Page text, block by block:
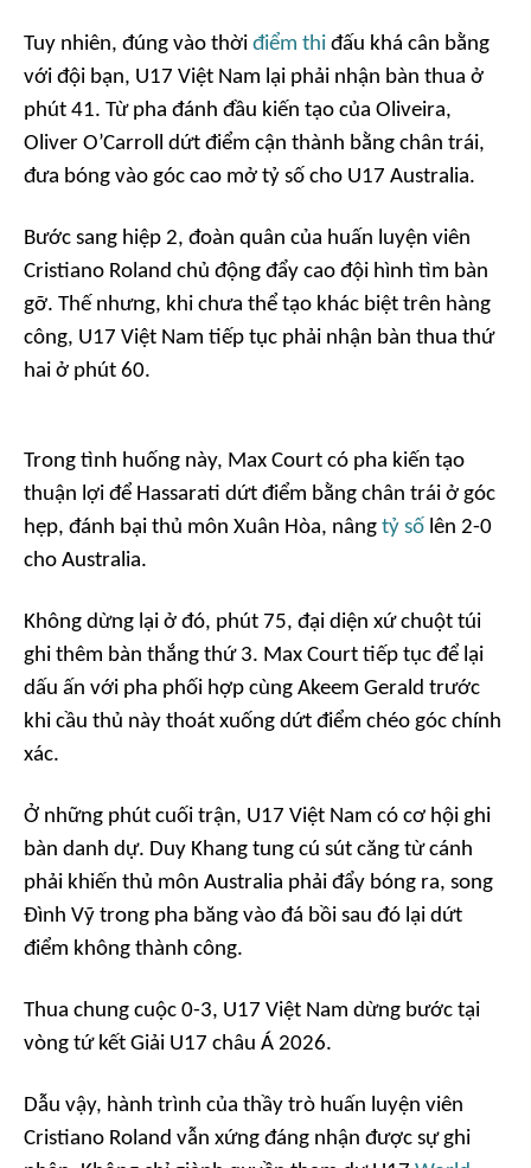
Tuy nhiên, đúng vào thời điểm thi đấu khá cân bằng
với đội bạn, U17 Việt Nam lại phải nhận bàn thua ở
phút 41. Từ pha đánh đầu kiến tạo của Oliveira,
Oliver O’Carroll dứt điểm cận thành bằng chân trái,
đưa bóng vào góc cao mở tỷ số cho U17 Australia.
Bước sang hiệp 2, đoàn quân của huấn luyện viên
Cristiano Roland chủ động đẩy cao đội hình tìm bàn
gỡ. Thế nhưng, khi chưa thể tạo khác biệt trên hàng
công, U17 Việt Nam tiếp tục phải nhận bàn thua thứ
hai ở phút 60.
Trong tình huống này, Max Court có pha kiến tạo
thuận lợi để Hassarati dứt điểm bằng chân trái ở góc
hẹp, đánh bại thủ môn Xuân Hòa, nâng tỷ số lên 2-0
cho Australia.
Không dừng lại ở đó, phút 75, đại diện xứ chuột túi
ghi thêm bàn thắng thứ 3. Max Court tiếp tục để lại
dấu ấn với pha phối hợp cùng Akeem Gerald trước
khi cầu thủ này thoát xuống dứt điểm chéo góc chính
xác.
Ở những phút cuối trận, U17 Việt Nam có cơ hội ghi
bàn danh dự. Duy Khang tung cú sút căng từ cánh
phải khiến thủ môn Australia phải đẩy bóng ra, song
Đình Vỹ trong pha băng vào đá bồi sau đó lại dứt
điểm không thành công.
Thua chung cuộc 0-3, U17 Việt Nam dừng bước tại
vòng tứ kết Giải U17 châu Á 2026.
Dẫu vậy, hành trình của thầy trò huấn luyện viên
Cristiano Roland vẫn xứng đáng nhận được sự ghi